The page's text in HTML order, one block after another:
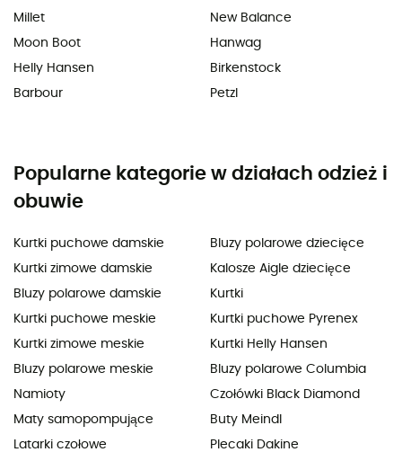
Millet
Moon Boot
Helly Hansen
Barbour
New Balance
Hanwag
Birkenstock
Petzl
Popularne kategorie w działach odzież i
obuwie
Kurtki puchowe damskie
Kurtki zimowe damskie
Bluzy polarowe damskie
Kurtki puchowe meskie
Kurtki zimowe meskie
Bluzy polarowe meskie
Namioty
Maty samopompujące
Latarki czołowe
Bluzy polarowe dziecięce
Kalosze Aigle dziecięce
Kurtki
Kurtki puchowe Pyrenex
Kurtki Helly Hansen
Bluzy polarowe Columbia
Czołówki Black Diamond
Buty Meindl
Plecaki Dakine